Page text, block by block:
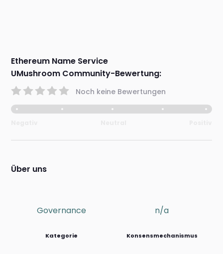
Ethereum Name Service
UMushroom Community-Bewertung:
Noch keine Bewertungen
Über uns
Governance
Kategorie
n/a
Konsensmechanismus